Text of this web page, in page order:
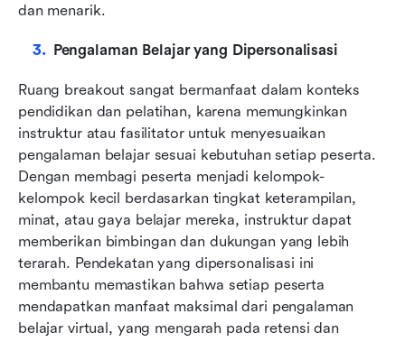
dan menarik.
Pengalaman Belajar yang Dipersonalisasi
Ruang breakout sangat bermanfaat dalam konteks
pendidikan dan pelatihan, karena memungkinkan
instruktur atau fasilitator untuk menyesuaikan
pengalaman belajar sesuai kebutuhan setiap peserta.
Dengan membagi peserta menjadi kelompok-
kelompok kecil berdasarkan tingkat keterampilan,
minat, atau gaya belajar mereka, instruktur dapat
memberikan bimbingan dan dukungan yang lebih
terarah. Pendekatan yang dipersonalisasi ini
membantu memastikan bahwa setiap peserta
mendapatkan manfaat maksimal dari pengalaman
belajar virtual, yang mengarah pada retensi dan